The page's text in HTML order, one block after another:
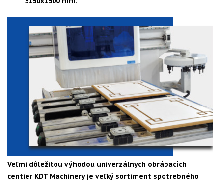
Veľmi dôležitou výhodou univerzálnych obrábacích
centier KDT Machinery je veľký sortiment spotrebného